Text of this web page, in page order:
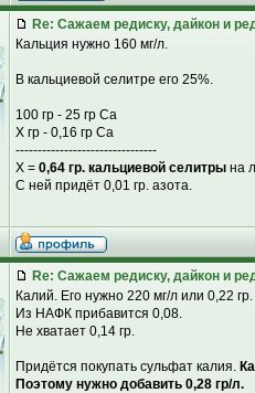
Re: Сажаем редиску, дайкон и
Кальция нужно 160 мг/л.
В кальциевой селитре его 25%.
100 гр - 25 гр Са
Х гр - 0,16 гр Са
--------------------------------
Х = 0,64 гр. кальциевой селитры на
С ней придёт 0,01 гр. азота.
Re: Сажаем редиску, дайкон и
Калий. Его нужно 220 мг/л или 0,22 гр.
Из НАФК прибавится 0,08.
Не хватает 0,14 гр.
Придётся покупать сульфат калия.
Поэтому нужно добавить 0,28 гр/л.